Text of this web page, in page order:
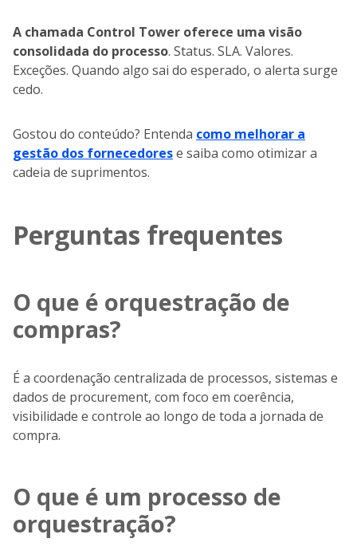
A chamada Control Tower oferece uma visão
consolidada do processo. Status. SLA. Valores.
Exceções. Quando algo sai do esperado, o alerta surge
cedo.
Gostou do conteúdo? Entenda como melhorar a
gestão dos fornecedorese saiba como otimizar a
cadeia de suprimentos.
Perguntas frequentes
O que é orquestração de
compras?
É a coordenação centralizada de processos, sistemas e
dados de procurement, com foco em coerência,
visibilidade e controle ao longo de toda a jornada de
compra.
O que é um processo de
orquestração?